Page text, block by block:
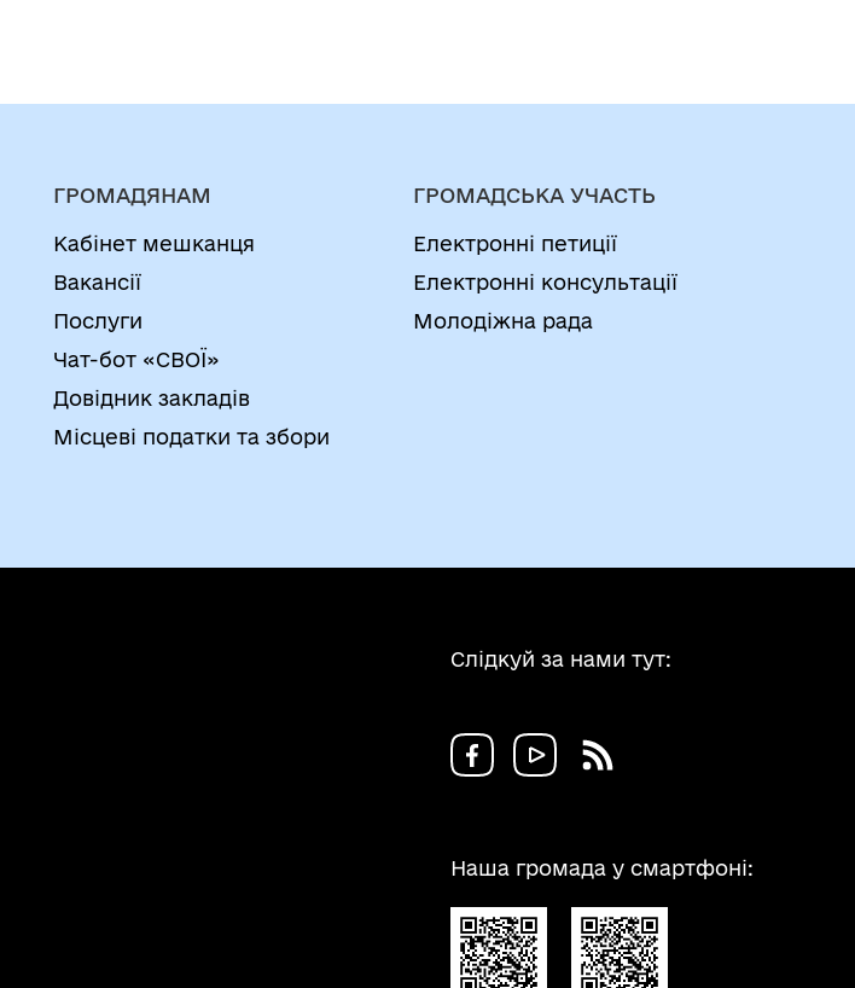
ГРОМАДЯНАМ
Кабінет мешканця
Вакансії
Послуги
Чат-бот «СВОЇ»
Довідник закладів
Місцеві податки та збори
ГРОМАДСЬКА УЧАСТЬ
Електронні петиції
Електронні консультації
Молодіжна рада
Слідкуй за нами тут:
Наша громада у смартфоні: